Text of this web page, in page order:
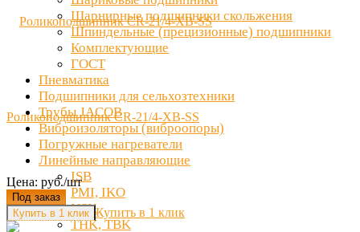
Шарнирные подшипники скольжения
Шпиндельные (прецизионные) подшипники
Комплектующие
ГОСТ
Пневматика
Подшипники для сельхозтехники
Трубы JACOB
Виброизоляторы (виброопоры)
Погружные нагреватели
Линейные направляющие
ISB
PMI, IKO
NSK
THK, TBK
Роликоподшипник CR-21/4-XB-SS
Цена: руб./шт
Под заказ
Купить в 1 клик